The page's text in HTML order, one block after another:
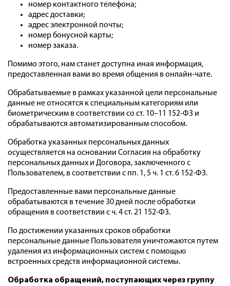
номер контактного телефона;
адрес доставки;
адрес электронной почты;
номер бонусной карты;
номер заказа.
Помимо этого, нам станет доступна иная информация,
предоставленная вами во время общения в онлайн-чате.
Обрабатываемые в рамках указанной цели персональные
данные не относятся к специальным категориям или
биометрическим в соответствии со ст. 10–11 152-ФЗ и
обрабатываются автоматизированным способом.
Обработка указанных персональных данных
осуществляется на основании Согласия на обработку
персональных данных и Договора, заключенного с
Пользователем, в соответствии с пп. 1, 5 ч. 1 ст. 6 152-ФЗ.
Предоставленные вами персональные данные
обрабатываются в течение 30 дней после обработки
обращения в соответствии с ч. 4 ст. 21 152-ФЗ.
По достижении указанных сроков обработки
персональные данные Пользователя уничтожаются путем
удаления из информационных систем с помощью
встроенных средств информационной системы.
Обработка обращений, поступающих через группу